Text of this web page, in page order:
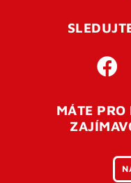
MÁTE PRO